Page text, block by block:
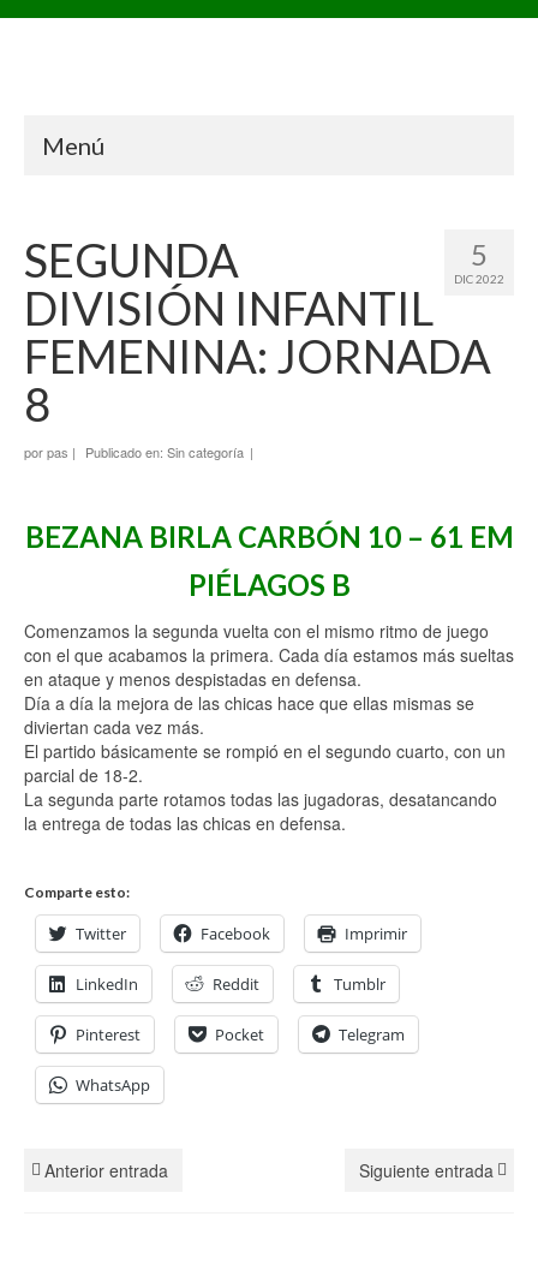
Menú
5
DIC 2022
SEGUNDA
DIVISIÓN INFANTIL
FEMENINA: JORNADA
8
porpas | Publicado en: Sin categoría |
BEZANA BIRLA CARBÓN 10 – 61 EM
PIÉLAGOS B
Comenzamos la segunda vuelta con el mismo ritmo de juego
con el que acabamos la primera. Cada día estamos más sueltas
en ataque y menos despistadas en defensa.
Día a día la mejora de las chicas hace que ellas mismas se
diviertan cada vez más.
El partido básicamente se rompió en el segundo cuarto, con un
parcial de 18-2.
La segunda parte rotamos todas las jugadoras, desatancando
la entrega de todas las chicas en defensa.
Comparte esto:
Twitter Facebook Imprimir
LinkedIn Reddit Tumblr
Pinterest Pocket Telegram
WhatsApp
Anterior entrada Siguiente entrada